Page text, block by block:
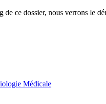
de ce dossier, nous verrons le
Médicale